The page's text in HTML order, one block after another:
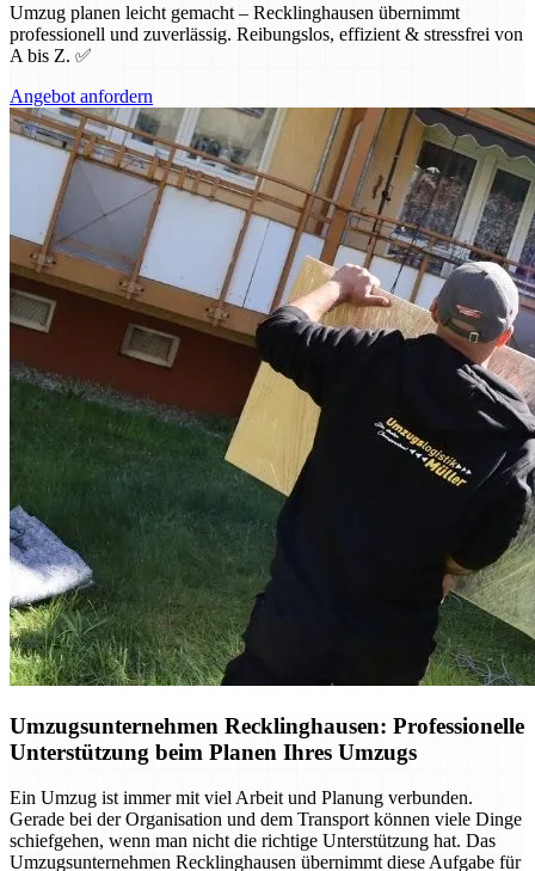
Umzug planen leicht gemacht – Recklinghausen übernimmt
professionell und zuverlässig. Reibungslos, effizient & stressfrei von
A bis Z. ✅
Angebot anfordern
Umzugsunternehmen Recklinghausen: Professionelle
Unterstützung beim Planen Ihres Umzugs
Ein Umzug ist immer mit viel Arbeit und Planung verbunden.
Gerade bei der Organisation und dem Transport können viele Dinge
schiefgehen, wenn man nicht die richtige Unterstützung hat. Das
Umzugsunternehmen Recklinghausen übernimmt diese Aufgabe für